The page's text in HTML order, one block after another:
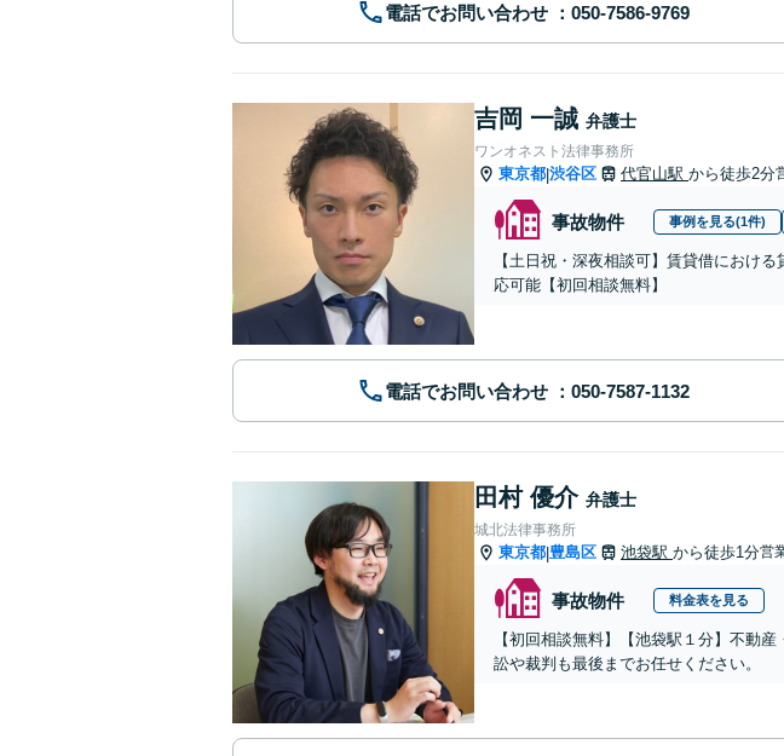
電話でお問い合わせ
吉岡 一誠 弁護士
ワンオネスト法律事務所
東京都|渋谷区 代官山駅 から徒歩2分
事故物件 事例を見る(1件)
【土日祝・深夜相談可】賃貸借におけ
応可能【初回相談無料】
電話でお問い合わせ
田村 優介 弁護士
城北法律事務所
東京都|豊島区 池袋駅 から徒歩1分営
事故物件 料金表を見る
【初回相談無料】【池袋駅１分】不動
訟や裁判も最後までお任せください。